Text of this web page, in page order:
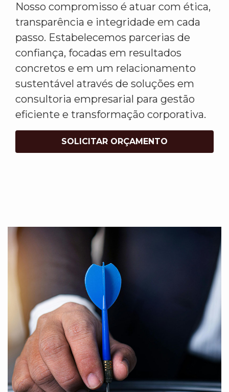
Nosso compromisso é atuar com ética,
transparência e integridade em cada
passo. Estabelecemos parcerias de
confiança, focadas em resultados
concretos e em um relacionamento
sustentável através de soluções em
consultoria empresarial para gestão
eficiente e transformação corporativa.
SOLICITAR ORÇAMENTO